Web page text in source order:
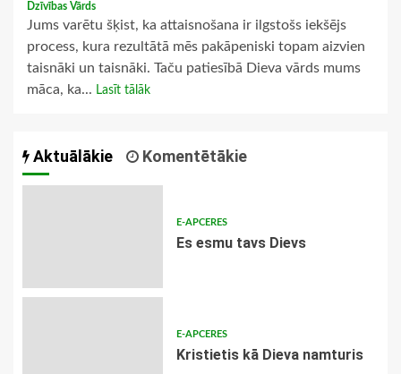
Dzīvības Vārds
Jums varētu šķist, ka attaisnošana ir ilgstošs iekšējs
process, kura rezultātā mēs pakāpeniski topam aizvien
taisnāki un taisnāki. Taču patiesībā Dieva vārds mums
māca, ka... Lasīt tālāk
Aktuālākie Komentētākie
E-APCERES
Es esmu tavs Dievs
E-APCERES
Kristietis kā Dieva namturis